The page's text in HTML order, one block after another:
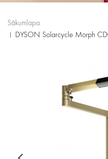
Sākumlapa
DYSON Solarcycle Morph